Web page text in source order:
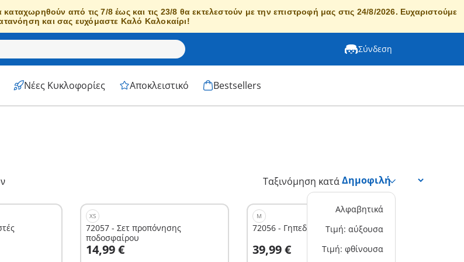
από τις 7/8 έως και τις 23/8 θα εκτελεστούν με την επιστροφή μας στις 24/8/2026. Ευχαριστούμε
και σας ευχόμαστε Καλό Καλοκαίρι!
Σύνδεση
Νέες Κυκλοφορίες Αποκλειστικό Bestsellers
Ταξινόμηση κατά
Αλφαβητικά
Τιμή: αύξουσα
Τιμή: φθίνουσα
XS
72057 - Σετ προπόνησης
ποδοσφαίρου
14,99 €
Στο καλάθι
M
72056 - Γηπεδάκι ποδοσφαίρου
39,99 €
Στο καλάθι